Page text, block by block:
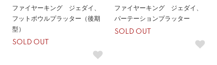
ファイヤーキング ジェダイ、
フットボウルプラッター（後期
型）
SOLD OUT
ファイヤーキング ジェダイ、
パーテーションプラッター
SOLD OUT